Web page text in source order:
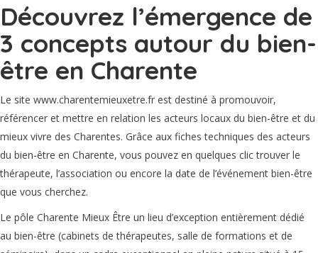
Découvrez l’émergence de
3 concepts autour du bien-
être en Charente
Le site www.charentemieuxetre.fr est destiné à promouvoir,
référencer et mettre en relation les acteurs locaux du bien-être et du
mieux vivre des Charentes. Grâce aux fiches techniques des acteurs
du bien-être en Charente, vous pouvez en quelques clic trouver le
thérapeute, l’association ou encore la date de l’événement bien-être
que vous cherchez.
Le pôle Charente Mieux Être un lieu d’exception entièrement dédié
au bien-être (cabinets de thérapeutes, salle de formations et de